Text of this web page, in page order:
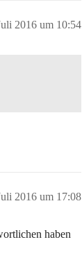
2016 um 10:54
2016 um 17:08
haben